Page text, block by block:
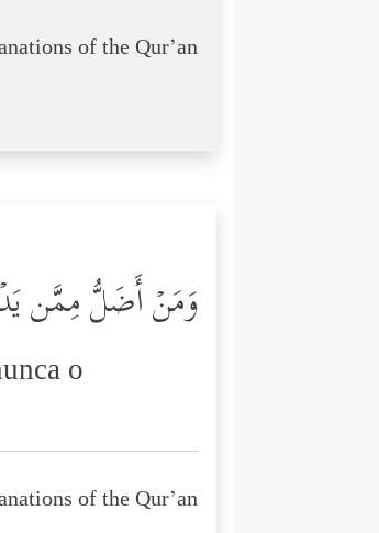
of the Qur’an:
وَمَنۡ أَضَلُّ مِمَّن
o
of the Qur’an: